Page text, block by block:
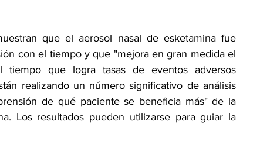
que el aerosol nasal de esketamina fue
con el tiempo y que "mejora en gran medida el
tiempo que logra tasas de eventos adversos
realizando un número significativo de análisis
de qué paciente se beneficia más" de la
Los resultados pueden utilizarse para guiar la